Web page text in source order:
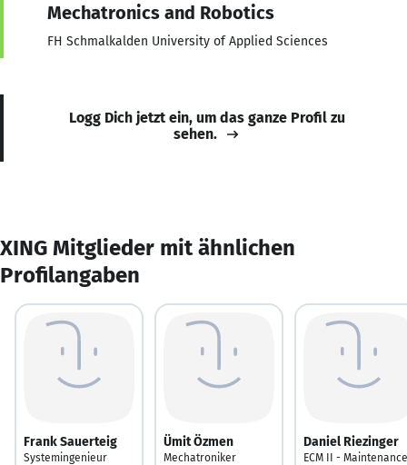
Mechatronics and Robotics
FH Schmalkalden University of Applied Sciences
Logg Dich jetzt ein, um das ganze Profil zu
sehen.
XING Mitglieder mit ähnlichen
Profilangaben
Frank Sauerteig
Systemingenieur
Ümit Özmen
Mechatroniker
Daniel Riezinger
ECM II - Maintenance